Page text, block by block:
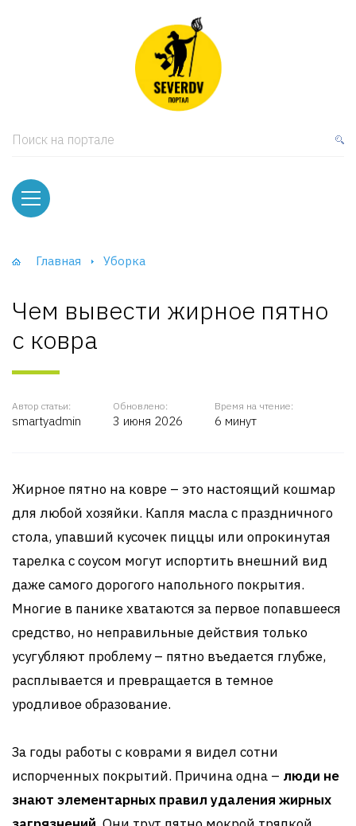
Поиск на портале
Главная Уборка
Чем вывести жирное пятно
с ковра
Автор статьи:
smartyadmin
Обновлено:
3 июня 2026
Время на чтение:
6 минут
Жирное пятно на ковре – это настоящий кошмар
для любой хозяйки. Капля масла с праздничного
стола, упавший кусочек пиццы или опрокинутая
тарелка с соусом могут испортить внешний вид
даже самого дорогого напольного покрытия.
Многие в панике хватаются за первое попавшееся
средство, но неправильные действия только
усугубляют проблему – пятно въедается глубже,
расплывается и превращается в темное
уродливое образование.
За годы работы с коврами я видел сотни
испорченных покрытий. Причина одна – люди не
знают элементарных правил удаления жирных
и тумбы